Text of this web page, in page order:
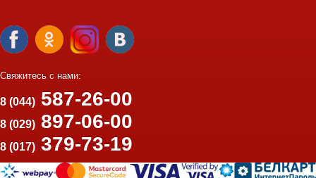
Свяжитесь с нами:
8 (044) 587-26-00
8 (029) 897-06-00
8 (017) 379-73-19